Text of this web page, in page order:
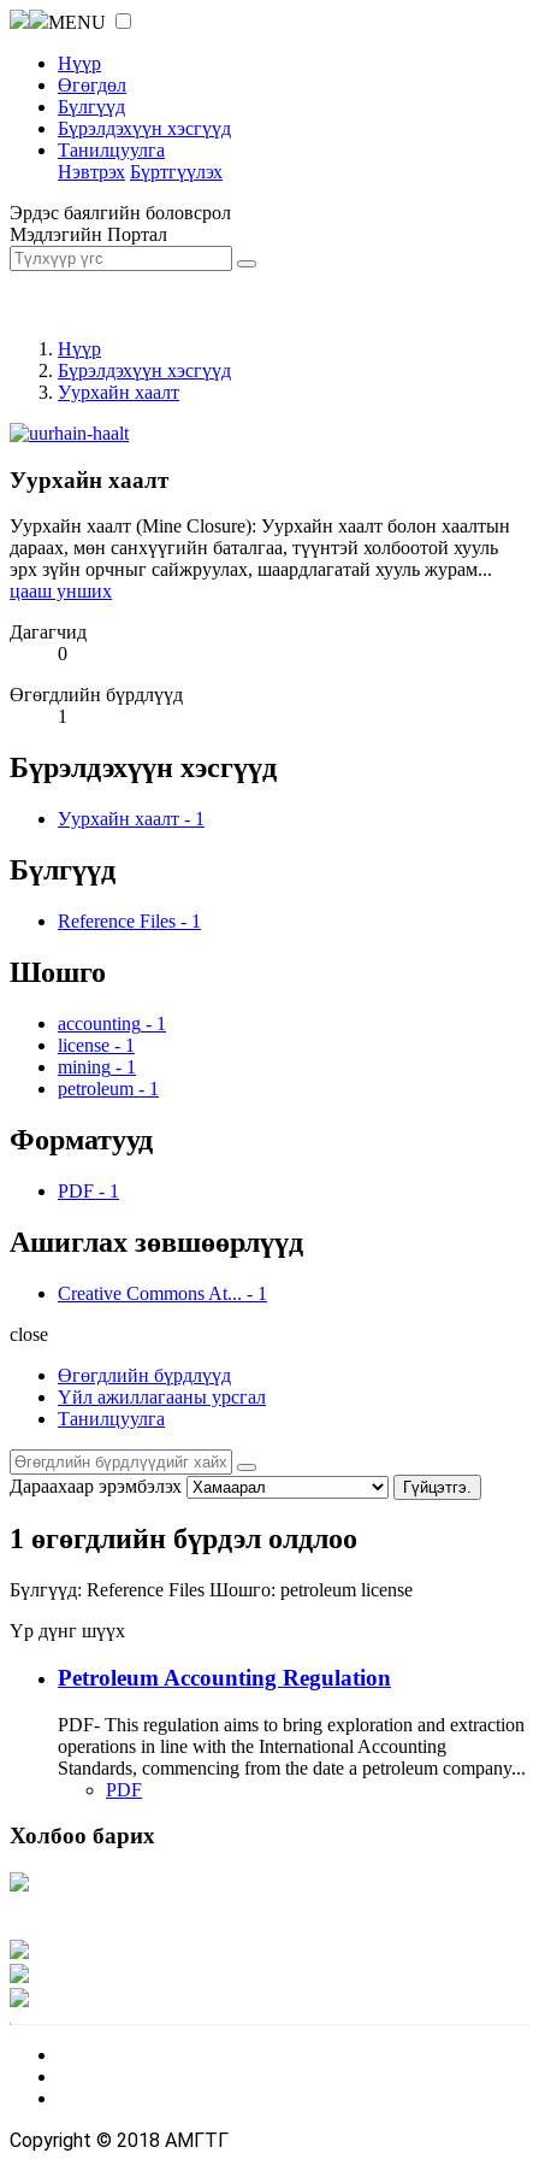
MENU
Нүүр
Өгөгдөл
Бүлгүүд
Бүрэлдэхүүн хэсгүүд
Танилцуулга
Нэвтрэх Бүртгүүлэх
Эрдэс баялгийн боловсрол
Мэдлэгийн Портал
Нүүр
Бүрэлдэхүүн хэсгүүд
Уурхайн хаалт
Уурхайн хаалт
Уурхайн хаалт (Mine Closure): Уурхайн хаалт болон хаалтын
дараах, мөн санхүүгийн баталгаа, түүнтэй холбоотой хууль
эрх зүйн орчныг сайжруулах, шаардлагатай хууль журам...
цааш унших
Дагагчид
0
Өгөгдлийн бүрдлүүд
1
Бүрэлдэхүүн хэсгүүд
Уурхайн хаалт - 1
Бүлгүүд
Reference Files - 1
Шошго
accounting - 1
license - 1
mining - 1
petroleum - 1
Форматууд
PDF - 1
Ашиглах зөвшөөрлүүд
Creative Commons At... - 1
close
Өгөгдлийн бүрдлүүд
Үйл ажиллагааны урсгал
Танилцуулга
Дараахаар эрэмбэлэх Гүйцэтгэ.
1 өгөгдлийн бүрдэл олдлоо
Бүлгүүд: Reference Files Шошго: petroleum license
Үр дүнг шүүх
Petroleum Accounting Regulation
PDF- This regulation aims to bring exploration and extraction
operations in line with the International Accounting
Standards, commencing from the date a petroleum company...
PDF
Холбоо барих
Copyright © 2018 АМГТГ